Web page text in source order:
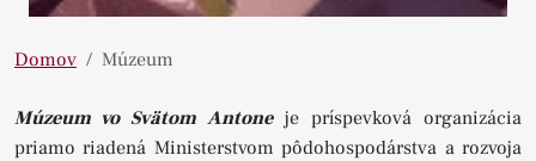
Pause
Domov Múzeum
Múzeum vo Svätom Antoneje príspevková organizácia
priamo riadená Ministerstvom pôdohospodárstva a rozvoja